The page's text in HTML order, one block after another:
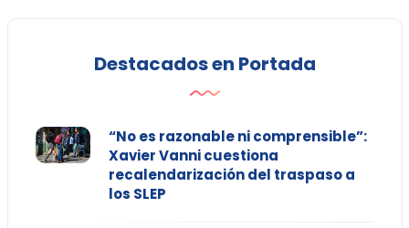
Destacados en Portada
“No es razonable ni comprensible”:
Xavier Vanni cuestiona
recalendarización del traspaso a
los SLEP